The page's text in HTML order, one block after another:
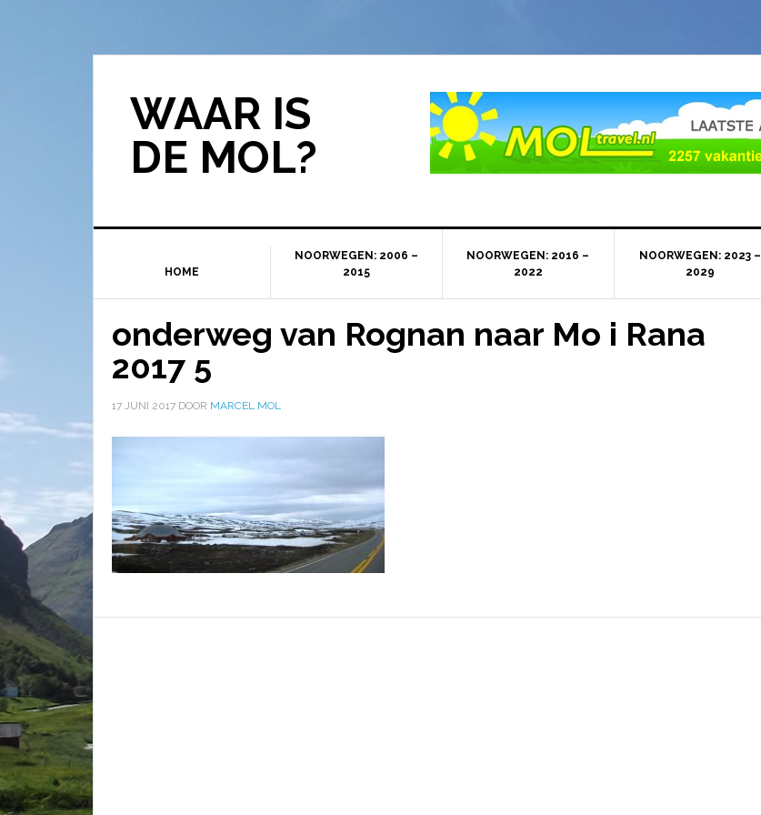
WAAR IS
DE MOL?
HOME
NOORWEGEN: 2006 –
2015
NOORWEGEN: 2016 –
2022
NOORWEGEN: 2023 –
2029
onderweg van Rognan naar Mo i Rana
2017 5
17 JUNI 2017 DOOR MARCEL MOL